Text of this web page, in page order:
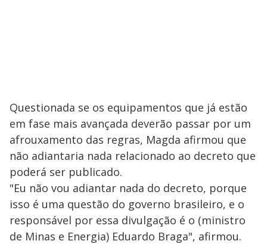
Questionada se os equipamentos que já estão
em fase mais avançada deverão passar por um
afrouxamento das regras, Magda afirmou que
não adiantaria nada relacionado ao decreto que
poderá ser publicado.
"Eu não vou adiantar nada do decreto, porque
isso é uma questão do governo brasileiro, e o
responsável por essa divulgação é o (ministro
de Minas e Energia) Eduardo Braga", afirmou.